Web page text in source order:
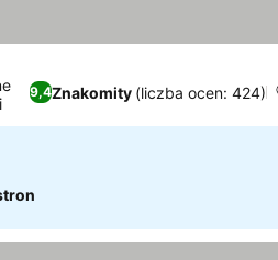
9,4Znakomity (liczba ocen: 424)